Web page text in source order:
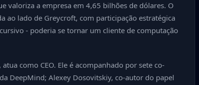
valoriza a empresa em 4,65 bilhões de dólares. O
ao lado de Greycroft, com participação estratégica
- poderia se tornar um cliente de computação
como CEO. Ele é acompanhado por sete co-
DeepMind; Alexey Dosovitskiy, co-autor do papel